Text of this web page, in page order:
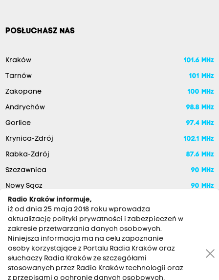
POSŁUCHASZ NAS
Kraków 101.6 MHz
Tarnów 101 MHz
Zakopane 100 MHz
Andrychów 98.8 MHz
Gorlice 97.4 MHz
Krynica-Zdrój 102.1 MHz
Rabka-Zdrój 87.6 MHz
Szczawnica 90 MHz
Nowy Sącz 90 MHz
RADIO KRAKÓW SA. Aleja Juliusza Słowackiego 22, 30-007
Radio Kraków informuje,
iż od dnia 25 maja 2018 roku wprowadza
aktualizację polityki prywatności i zabezpieczeń w
zakresie przetwarzania danych osobowych.
Niniejsza informacja ma na celu zapoznanie
osoby korzystające z Portalu Radia Kraków oraz
słuchaczy Radia Kraków ze szczegółami
stosowanych przez Radio Kraków technologii oraz
z przepisami o ochronie danych osobowych,